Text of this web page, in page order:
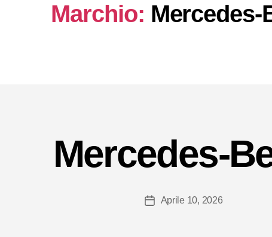
Marchio: Mercedes-
Mercedes-
DataAprile 10, 2026